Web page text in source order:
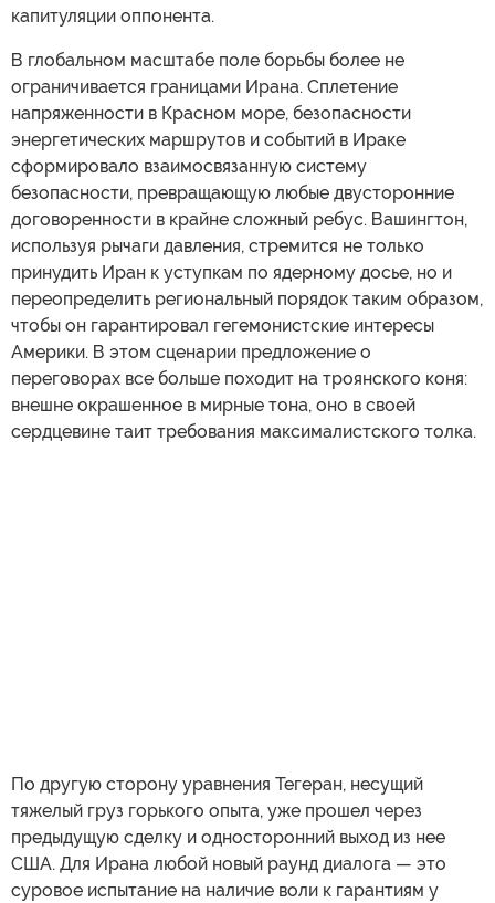
капитуляции оппонента.
В глобальном масштабе поле борьбы более не
ограничивается границами Ирана. Сплетение
напряженности в Красном море, безопасности
энергетических маршрутов и событий в Ираке
сформировало взаимосвязанную систему
безопасности, превращающую любые двусторонние
договоренности в крайне сложный ребус. Вашингтон,
используя рычаги давления, стремится не только
принудить Иран к уступкам по ядерному досье, но и
переопределить региональный порядок таким образом,
чтобы он гарантировал гегемонистские интересы
Америки. В этом сценарии предложение о
переговорах все больше походит на троянского коня:
внешне окрашенное в мирные тона, оно в своей
сердцевине таит требования максималистского толка.
По другую сторону уравнения Тегеран, несущий
тяжелый груз горького опыта, уже прошел через
предыдущую сделку и односторонний выход из нее
США. Для Ирана любой новый раунд диалога — это
суровое испытание на наличие воли к гарантиям у